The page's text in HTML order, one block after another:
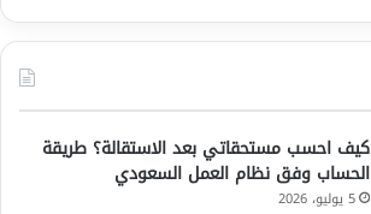
كيف احسب مستحقاتي بعد الاستقالة؟ طريقة
الحساب وفق نظام العمل السعودي
5 يوليو، 2026